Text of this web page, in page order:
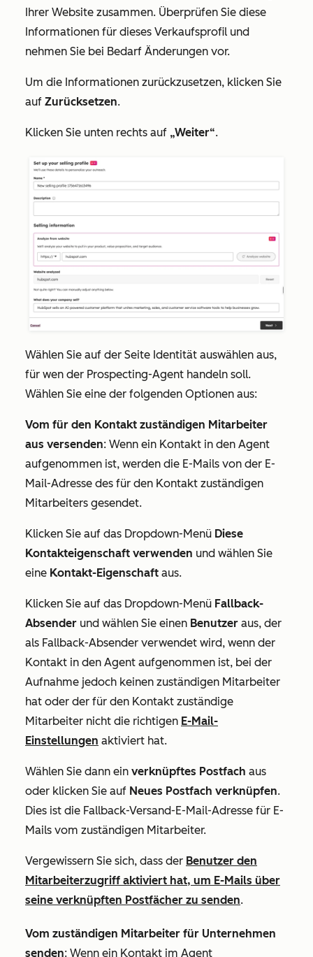
Ihrer Website zusammen. Überprüfen Sie diese
Informationen für dieses Verkaufsprofil und
nehmen Sie bei Bedarf Änderungen vor.
Um die Informationen zurückzusetzen, klicken Sie
auf Zurücksetzen.
Klicken Sie unten rechts auf „Weiter“.
Wählen Sie auf der Seite Identität auswählen aus,
für wen der Prospecting-Agent handeln soll.
Wählen Sie eine der folgenden Optionen aus:
Vom für den Kontakt zuständigen Mitarbeiter
aus versenden: Wenn ein Kontakt in den Agent
aufgenommen ist, werden die E-Mails von der E-
Mail-Adresse des für den Kontakt zuständigen
Mitarbeiters gesendet.
Klicken Sie auf das Dropdown-Menü Diese
Kontakteigenschaft verwenden und wählen Sie
eine Kontakt-Eigenschaft aus.
Klicken Sie auf das Dropdown-Menü Fallback-
Absender und wählen Sie einen Benutzer aus, der
als Fallback-Absender verwendet wird, wenn der
Kontakt in den Agent aufgenommen ist, bei der
Aufnahme jedoch keinen zuständigen Mitarbeiter
hat oder der für den Kontakt zuständige
Mitarbeiter nicht die richtigen E-Mail-
Einstellungen aktiviert hat.
Wählen Sie dann ein verknüpftes Postfach aus
oder klicken Sie auf Neues Postfach verknüpfen.
Dies ist die Fallback-Versand-E-Mail-Adresse für E-
Mails vom zuständigen Mitarbeiter.
Vergewissern Sie sich, dass der Benutzer den
Mitarbeiterzugriff aktiviert hat, um E-Mails über
seine verknüpften Postfächer zu senden.
Vom zuständigen Mitarbeiter für Unternehmen
senden: Wenn ein Kontakt im Agent